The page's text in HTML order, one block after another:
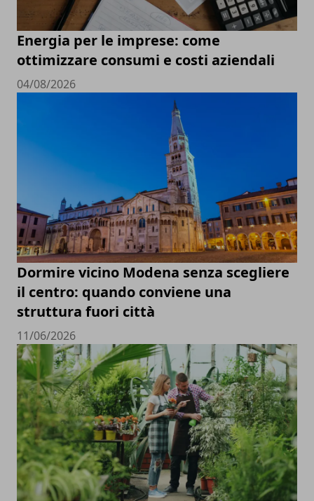
Energia per le imprese: come
ottimizzare consumi e costi aziendali
04/08/2026
Dormire vicino Modena senza scegliere
il centro: quando conviene una
struttura fuori città
11/06/2026